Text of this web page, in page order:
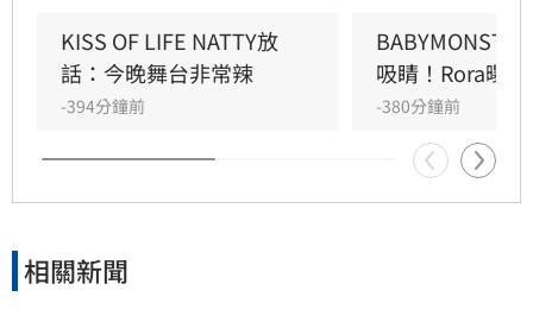
生，團員更一同合影留下溫馨紀念。ATEEZ承諾
將帶來精彩舞台，感謝粉絲一路以來的支持，讓
現場氣氛嗨翻天。這場結合生日慶祝與精彩演出
的活動，不僅展現ATEEZ的超高人氣，也成為粉
絲心中難忘的夏日回憶，後續演出備受各界高度
關注與期待。
KISS OF LIFE NATTY放
話：今晚舞台非常辣
-394分鐘前
吸睛！Rora曝
-380分鐘前
相關新聞